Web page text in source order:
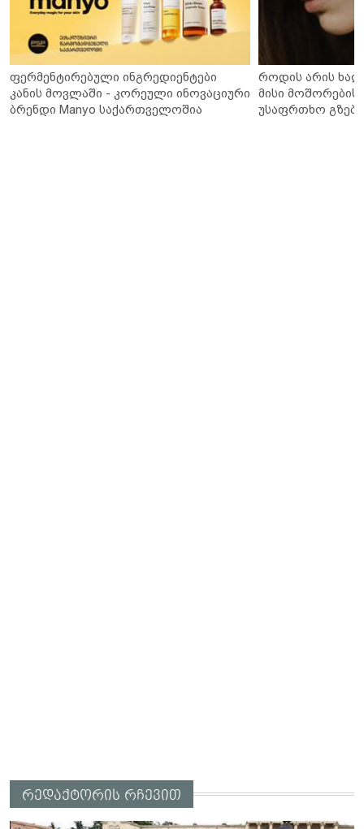
ფერმენტირებული ინგრედიენტები
კანის მოვლაში - კორეული ინოვაციური
ბრენდი Manyo საქართველოშია
როდის არის
მისი მოშორების
უსაფრთხო გზები
რედაქტორის რჩევით